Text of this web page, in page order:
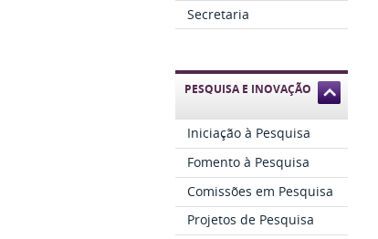
Secretaria
PESQUISA E INOVAÇÃO
Iniciação à Pesquisa
Fomento à Pesquisa
Comissões em Pesquisa
Projetos de Pesquisa